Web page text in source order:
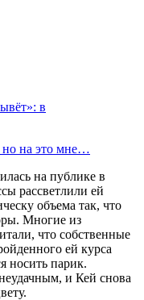
в
на это мне…
на публике в
рассветлили ей
объема так, что
Многие из
что собственные
ей курса
носить парик.
и Кей снова